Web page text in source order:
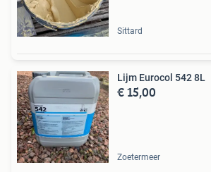
Sittard
Lijm Eurocol 542 8L
€ 15,00
Zoetermeer